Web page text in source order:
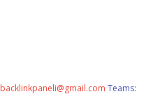
backlinkpaneli@gmail.com Teams: